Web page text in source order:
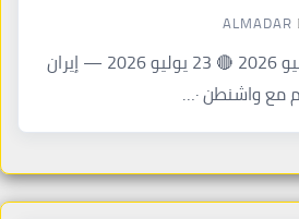
ALMADAR
نشرة المدار — 23 يوليو 2026 🔴 23 يوليو 2026 — إيران